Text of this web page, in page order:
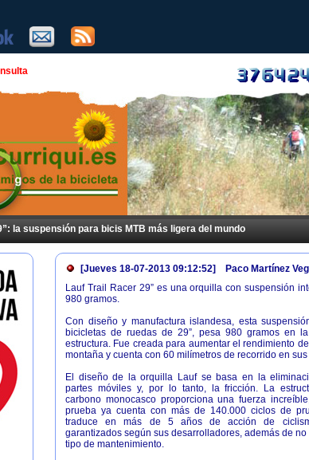
la suspensión para bicis MTB más ligera del mundo
[Jueves 18-07-2013 09:12:52] Paco Martínez
Lauf Trail Racer 29” es una orquilla con suspensión
980 gramos.
Con diseño y manufactura islandesa, esta
bicicletas de ruedas de 29”, pesa 980 gramos en
estructura. Fue creada para aumentar el rendimiento
montaña y cuenta con 60 milímetros de recorrido en
El diseño de la orquilla Lauf se basa en la
partes móviles y, por lo tanto, la fricción. La
carbono monocasco proporciona una fuerza
prueba ya cuenta con más de 140.000 ciclos de
traduce en más de 5 años de acción de
garantizados según sus desarrolladores, además de
tipo de mantenimiento.